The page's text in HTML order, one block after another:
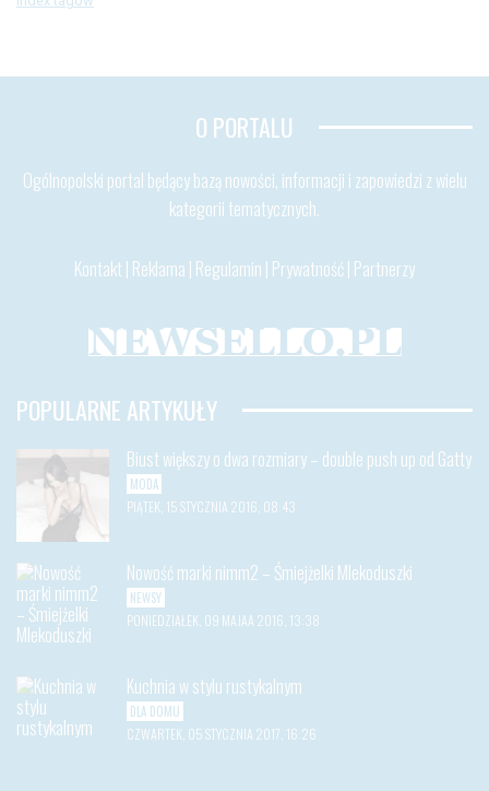
O PORTALU
Ogólnopolski portal będący bazą nowości, informacji i zapowiedzi z wielu
kategorii tematycznych.
Kontakt | Reklama | Regulamin | Prywatność| Partnerzy
POPULARNE ARTYKUŁY
Biust większy o dwa rozmiary – double push up od Gatty
MODA
PIĄTEK, 15 STYCZNIA 2016, 08:43
Nowość marki nimm2 – Śmiejżelki Mlekoduszki
NEWSY
PONIEDZIAŁEK, 09 MAJAA 2016, 13:38
Kuchnia w stylu rustykalnym
DLA DOMU
CZWARTEK, 05 STYCZNIA 2017, 16:26